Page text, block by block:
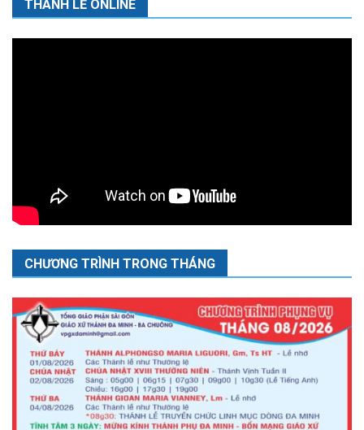
THÁNH LỄ ONLINE
CHƯƠNG TRÌNH TRONG THÁNG